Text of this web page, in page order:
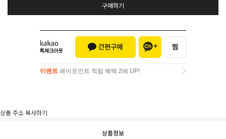
구매하기
이벤트 페이포인트 적립 혜택 2배 UP!
상품 주소 복사하기
상품정보